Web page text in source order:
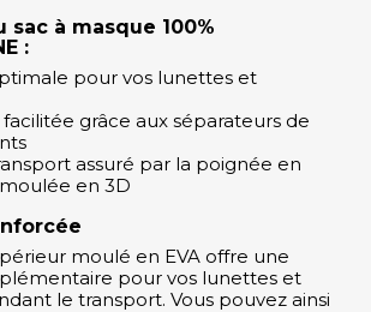
sac à masque 100%
:
pour vos lunettes et
grâce aux séparateurs de
assuré par la poignée en
en 3D
moulé en EVA offre une
pour vos lunettes et
le transport. Vous pouvez ainsi